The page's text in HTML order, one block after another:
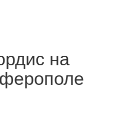
на